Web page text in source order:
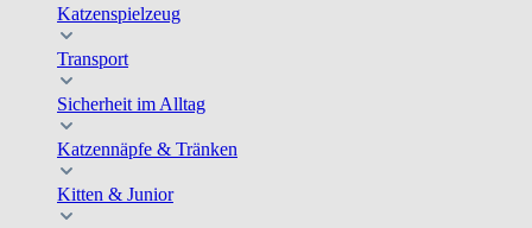
Katzenspielzeug
Transport
Sicherheit im Alltag
Katzennäpfe & Tränken
Kitten & Junior